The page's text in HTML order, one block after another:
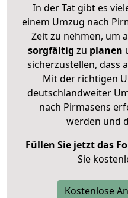
In der Tat gibt es
einem Umzug nach
Zeit zu nehmen, um
sorgfältig zu planen
sicherzustellen, dass
Mit der richtigen
deutschlandweiter
nach Pirmasens
werden und
Füllen Sie jetzt das
Sie
Kostenlose